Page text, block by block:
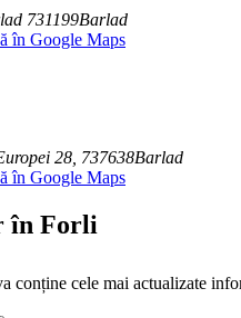
731199Barlad
în Google Maps
28, 737638Barlad
în Google Maps
în Forli
conține cele mai actualizate